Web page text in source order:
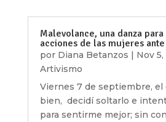
Malevolance, una danza
acciones de las mujeres
por Diana Betanzos | Nov 5,
Artivismo
Viernes 7 de septiembre, el
bien, decidí soltarlo e
para sentirme mejor; sin